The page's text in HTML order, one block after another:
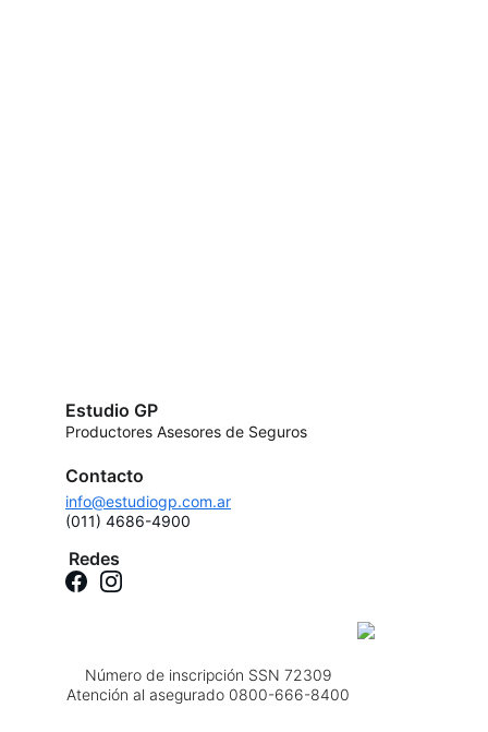
Contacto
info@estudiogp.com.ar
(011) 4686-4900
Redes
Estudio GP
Número de inscripción SSN 72309
Atención al asegurado 0800-666-8400
Productores Asesores de Seguros